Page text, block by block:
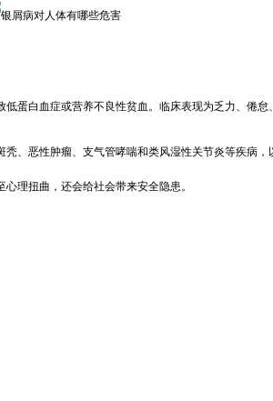
蛋白血症或营养不良性贫血。临床表现为乏力、倦怠
、恶性肿瘤、支气管哮喘和类风湿性关节炎等疾病
理扭曲，还会给社会带来安全隐患。